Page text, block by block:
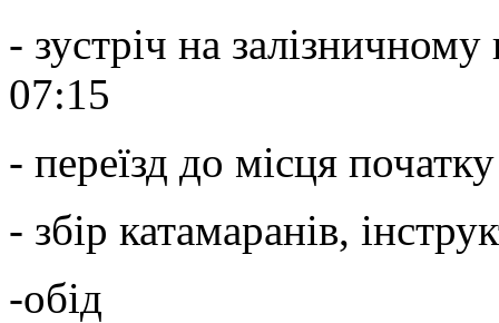
- зустріч на
07:15
- переїзд до місця
- збір катамаранів,
-обід